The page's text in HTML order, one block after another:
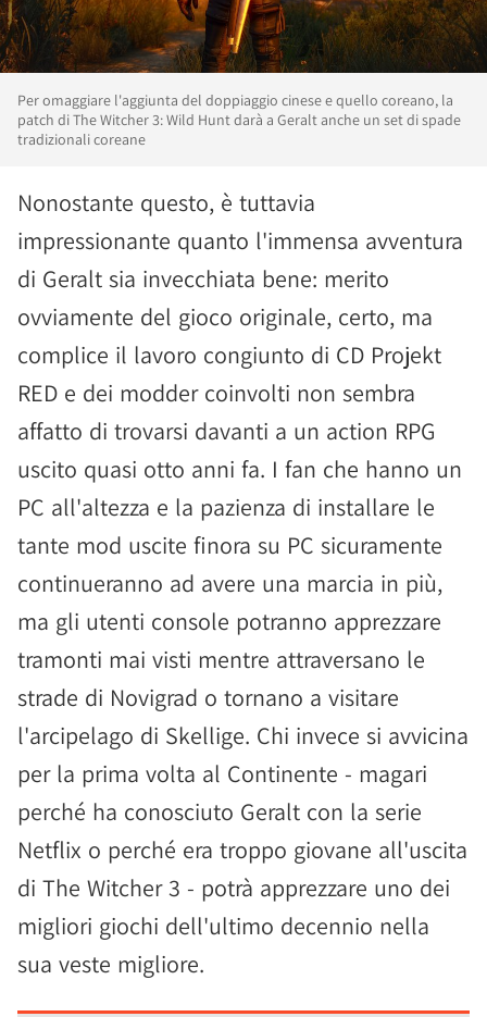
Per omaggiare l'aggiunta del doppiaggio cinese e quello coreano, la
patch di The Witcher 3: Wild Hunt darà a Geralt anche un set di spade
tradizionali coreane
Nonostante questo, è tuttavia
impressionante quanto l'immensa avventura
di Geralt sia invecchiata bene: merito
ovviamente del gioco originale, certo, ma
complice il lavoro congiunto di CD Projekt
RED e dei modder coinvolti non sembra
affatto di trovarsi davanti a un action RPG
uscito quasi otto anni fa. I fan che hanno un
PC all'altezza e la pazienza di installare le
tante mod uscite finora su PC sicuramente
continueranno ad avere una marcia in più,
ma gli utenti console potranno apprezzare
tramonti mai visti mentre attraversano le
strade di Novigrad o tornano a visitare
l'arcipelago di Skellige. Chi invece si avvicina
per la prima volta al Continente - magari
perché ha conosciuto Geralt con la serie
Netflix o perché era troppo giovane all'uscita
di The Witcher 3 - potrà apprezzare uno dei
migliori giochi dell'ultimo decennio nella
sua veste migliore.